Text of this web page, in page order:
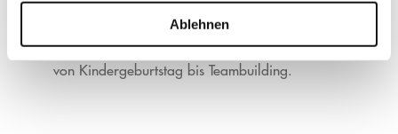
Ablehnen
oder Schulklassen?
Ja. Wir stellen individuelle Pakete zusammen –
von Kindergeburtstag bis Teambuilding.